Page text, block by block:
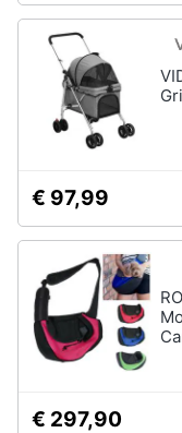
€ 97,99
€ 297,90